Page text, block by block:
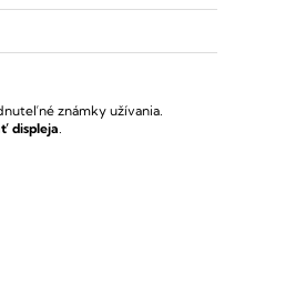
známky užívania.
displeja